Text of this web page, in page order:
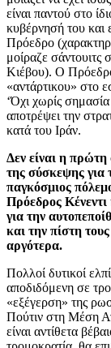
είναι παντού στο
κυβέρνησή του και
Πρόεδρο
μοίραζε σάντουιτς
Κιέβου). Ο
«αντάρτικου» στο
‘Όχι χωρίς
αποτρέψει την
κατά του Ιράν.
Δεν είναι η
της σύσκεψης για
παγκόσμιος
Πρόεδρος Κένεντι
για την
και την πίστη
αργότερα.
Πολλοί δυτικοί
αποδιδόμενη σε
«εξέγερση» της
Πούτιν στη Μέση
είναι αντίθετα